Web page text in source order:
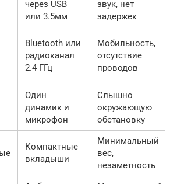
через USB
или 3.5мм
звук, нет
задержек
Bluetooth или
радиоканал
2.4 ГГц
Мобильность,
отсутствие
проводов
Один
динамик и
микрофон
Слышно
окружающую
обстановку
Компактные
вкладыши
Минимальный
вес,
незаметность